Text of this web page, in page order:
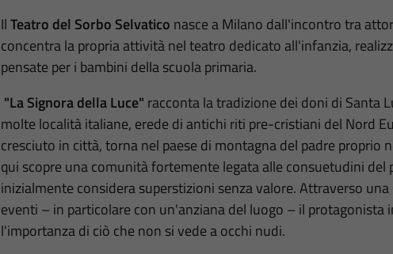
IlTeatro del Sorbo Selvatico nasce a Milano dall'incontro tra
concentra la propria attività nel teatro dedicato all'infanzia,
pensate per i bambini della scuola primaria.
"La Signora della Luce" racconta la tradizione dei doni di Santa
molte località italiane, erede di antichi riti pre-cristiani del Nord
cresciuto in città, torna nel paese di montagna del padre proprio
qui scopre una comunità fortemente legata alle consuetudini del
inizialmente considera superstizioni senza valore. Attraverso
eventi – in particolare con un'anziana del luogo – il protagonista
l'importanza di ciò che non si vede a occhi nudi.